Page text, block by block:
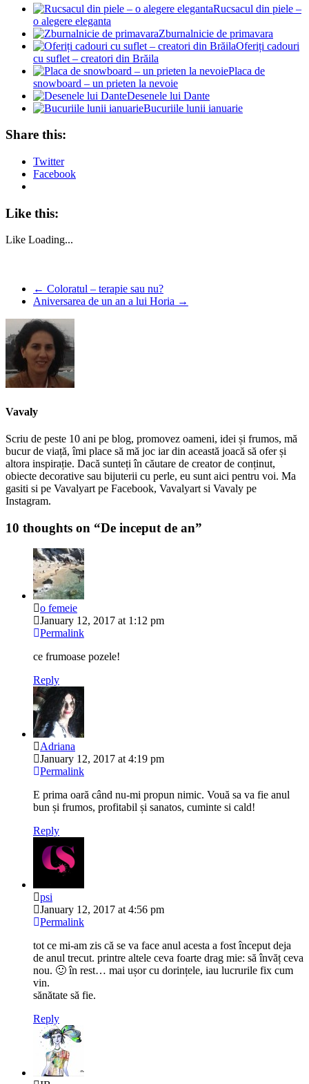
Rucsacul din piele –
o alegere eleganta
Zburnalnicie de primavara
Oferiți cadouri
cu suflet – creatori din Brăila
Placa de
snowboard – un prieten la nevoie
Desenele lui Dante
Bucuriile lunii ianuarie
Share this:
Twitter
Facebook
Like this:
Like Loading...
← Coloratul – terapie sau nu?
Aniversarea de un an a lui Horia →
Vavaly
Scriu de peste 10 ani pe blog, promovez oameni, idei și frumos, mă
bucur de viață, îmi place să mă joc iar din această joacă să ofer și
altora inspirație. Dacă sunteți în căutare de creator de conținut,
obiecte decorative sau bijuterii cu perle, eu sunt aici pentru voi. Ma
gasiti si pe Vavalyart pe Facebook, Vavalyart si Vavaly pe
Instagram.
10 thoughts on “De inceput de an”
o femeie
January 12, 2017 at 1:12 pm
Permalink
ce frumoase pozele!
Reply
Adriana
January 12, 2017 at 4:19 pm
Permalink
E prima oară când nu-mi propun nimic. Vouă sa va fie anul
bun și frumos, profitabil și sanatos, cuminte si cald!
Reply
psi
January 12, 2017 at 4:56 pm
Permalink
tot ce mi-am zis că se va face anul acesta a fost început deja
de anul trecut. printre altele ceva foarte drag mie: să învăț ceva
nou. 🙂 în rest… mai ușor cu dorințele, iau lucrurile fix cum
vin.
sănătate să fie.
Reply